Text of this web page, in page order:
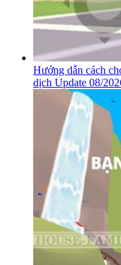
Hướng dẫn cách
dịch Update 08/